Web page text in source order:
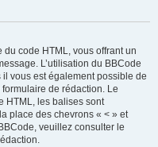
code HTML, vous offrant un
L’utilisation du BBCode
vous est également possible de
de rédaction. Le
HTML, les balises sont
place des chevrons « < » et
veuillez consulter le